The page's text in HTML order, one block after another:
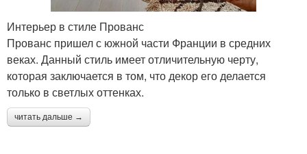
Интерьер в стиле Прованс
Прованс пришел с южной части Франции в средних
веках. Данный стиль имеет отличительную черту,
которая заключается в том, что декор его делается
только в светлых оттенках.
читать дальше →